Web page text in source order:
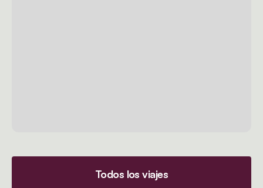
Todos los viajes